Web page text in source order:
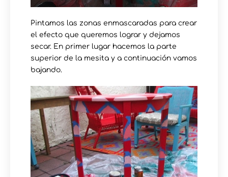
Pintamos las zonas enmascaradas para crear
el efecto que queremos lograr y dejamos
secar. En primer lugar hacemos la parte
superior de la mesita y a continuación vamos
bajando.